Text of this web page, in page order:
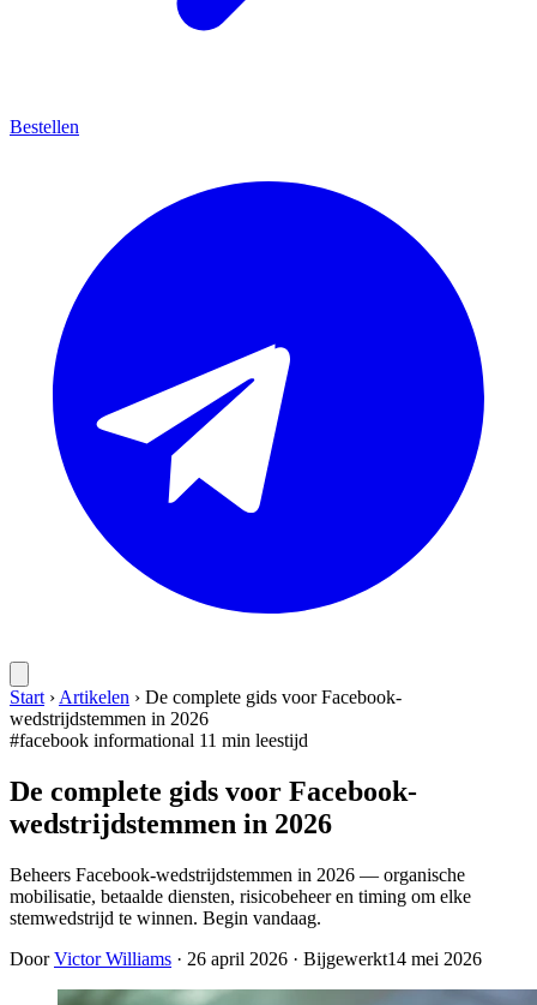
Bestellen
Start › Artikelen › De complete gids voor Facebook-
wedstrijdstemmen in 2026
#facebook informational 11 min leestijd
De complete gids voor Facebook-
wedstrijdstemmen in 2026
Beheers Facebook-wedstrijdstemmen in 2026 — organische
mobilisatie, betaalde diensten, risicobeheer en timing om elke
stemwedstrijd te winnen. Begin vandaag.
DoorVictor Williams · 26 april 2026 · Bijgewerkt14 mei 2026